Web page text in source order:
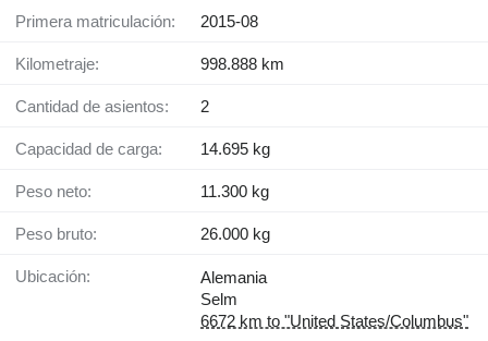
Primera matriculación: 2015-08
Kilometraje: 998.888 km
Cantidad de asientos: 2
Capacidad de carga: 14.695 kg
Peso neto: 11.300 kg
Peso bruto: 26.000 kg
Ubicación:
Alemania
Selm
6672 km to "United States/Columbus"